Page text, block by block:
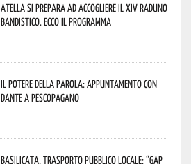
Atella si prepara ad accogliere il XIV Raduno
Bandistico. Ecco il programma
Il Potere della parola: appuntamento con
Dante a Pescopagano
Basilicata, trasporto pubblico locale: “Gap